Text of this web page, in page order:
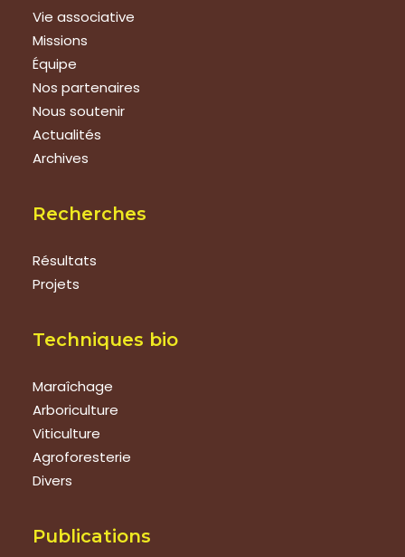
Vie associative
Missions
Équipe
Nos partenaires
Nous soutenir
Actualités
Archives
Recherches
Résultats
Projets
Techniques bio
Maraîchage
Arboriculture
Viticulture
Agroforesterie
Divers
Publications